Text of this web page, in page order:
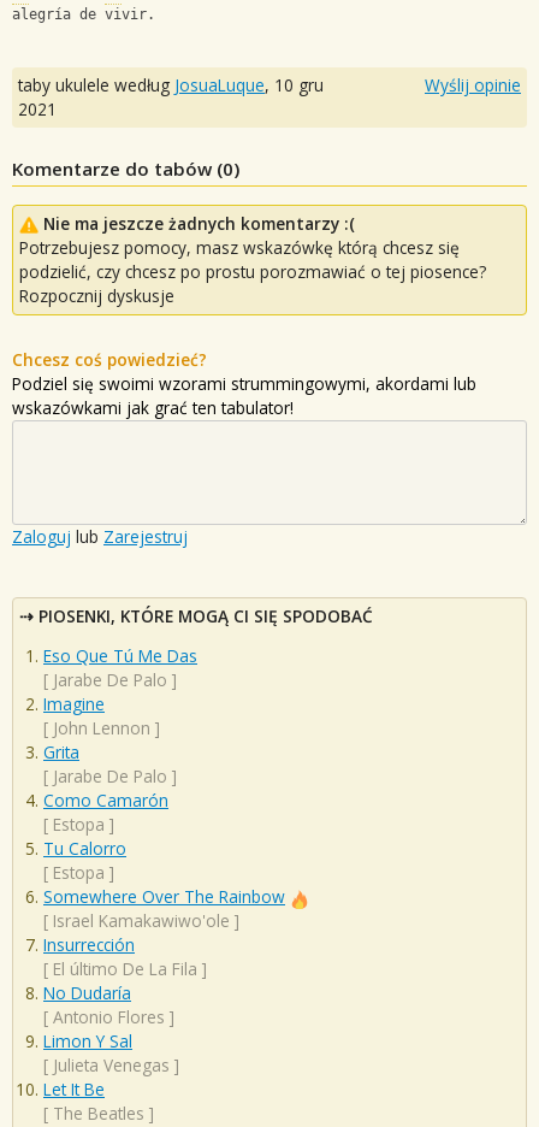
alegría de vivir.
taby ukulele według JosuaLuque, 10 gru
2021
Wyślij opinie
Komentarze do tabów (0)
Nie ma jeszcze żadnych komentarzy :(
Potrzebujesz pomocy, masz wskazówkę którą chcesz się
podzielić, czy chcesz po prostu porozmawiać o tej piosence?
Rozpocznij dyskusje
Chcesz coś powiedzieć?
Podziel się swoimi wzorami strummingowymi, akordami lub
wskazówkami jak grać ten tabulator!
Zaloguj lub Zarejestruj
PIOSENKI, KTÓRE MOGĄ CI SIĘ SPODOBAĆ
Eso Que Tú Me Das
[ Jarabe De Palo ]
Imagine
[ John Lennon ]
Grita
[ Jarabe De Palo ]
Como Camarón
[ Estopa ]
Tu Calorro
[ Estopa ]
Somewhere Over The Rainbow
[ Israel Kamakawiwo'ole ]
Insurrección
[ El último De La Fila ]
No Dudaría
[ Antonio Flores ]
Limon Y Sal
[ Julieta Venegas ]
Let It Be
[ The Beatles ]